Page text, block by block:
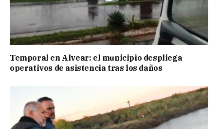
Temporal en Alvear: el municipio despliega
operativos de asistencia tras los daños